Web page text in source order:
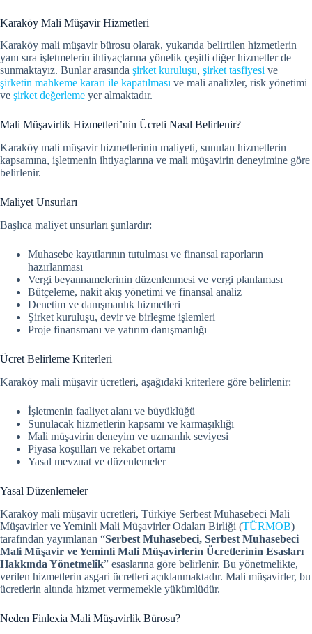
Karaköy Mali Müşavir Hizmetleri
Karaköy mali müşavir bürosu olarak, yukarıda belirtilen hizmetlerin
yanı sıra işletmelerin ihtiyaçlarına yönelik çeşitli diğer hizmetler de
sunmaktayız. Bunlar arasında şirket kuruluşu, şirket tasfiyesi ve
şirketin mahkeme kararı ile kapatılması ve mali analizler, risk yönetimi
ve şirket değerleme yer almaktadır.
Mali Müşavirlik Hizmetleri’nin Ücreti Nasıl Belirlenir?
Karaköy mali müşavir hizmetlerinin maliyeti, sunulan hizmetlerin
kapsamına, işletmenin ihtiyaçlarına ve mali müşavirin deneyimine göre
belirlenir.
Maliyet Unsurları
Başlıca maliyet unsurları şunlardır:
Muhasebe kayıtlarının tutulması ve finansal raporların
hazırlanması
Vergi beyannamelerinin düzenlenmesi ve vergi planlaması
Bütçeleme, nakit akış yönetimi ve finansal analiz
Denetim ve danışmanlık hizmetleri
Şirket kuruluşu, devir ve birleşme işlemleri
Proje finansmanı ve yatırım danışmanlığı
Ücret Belirleme Kriterleri
Karaköy mali müşavir ücretleri, aşağıdaki kriterlere göre belirlenir:
İşletmenin faaliyet alanı ve büyüklüğü
Sunulacak hizmetlerin kapsamı ve karmaşıklığı
Mali müşavirin deneyim ve uzmanlık seviyesi
Piyasa koşulları ve rekabet ortamı
Yasal mevzuat ve düzenlemeler
Yasal Düzenlemeler
Karaköy mali müşavir ücretleri, Türkiye Serbest Muhasebeci Mali
Müşavirler ve Yeminli Mali Müşavirler Odaları Birliği (TÜRMOB)
tarafından yayımlanan “Serbest Muhasebeci, Serbest Muhasebeci
Mali Müşavir ve Yeminli Mali Müşavirlerin Ücretlerinin Esasları
Hakkında Yönetmelik” esaslarına göre belirlenir. Bu yönetmelikte,
verilen hizmetlerin asgari ücretleri açıklanmaktadır. Mali müşavirler, bu
ücretlerin altında hizmet vermemekle yükümlüdür.
Neden Finlexia Mali Müşavirlik Bürosu?